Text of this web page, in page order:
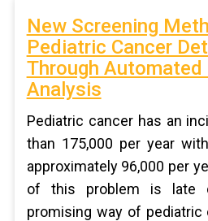
New Screening
Pediatric Cancer
Through
Analysis
Pediatric cancer has an
than 175,000 per year
approximately 96,000 per
of this problem is late
promising way of